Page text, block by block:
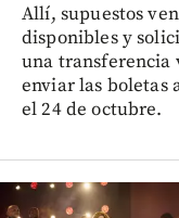
Allí, supuestos
disponibles y
una transferencia
enviar las boletas
el 24 de octubre.